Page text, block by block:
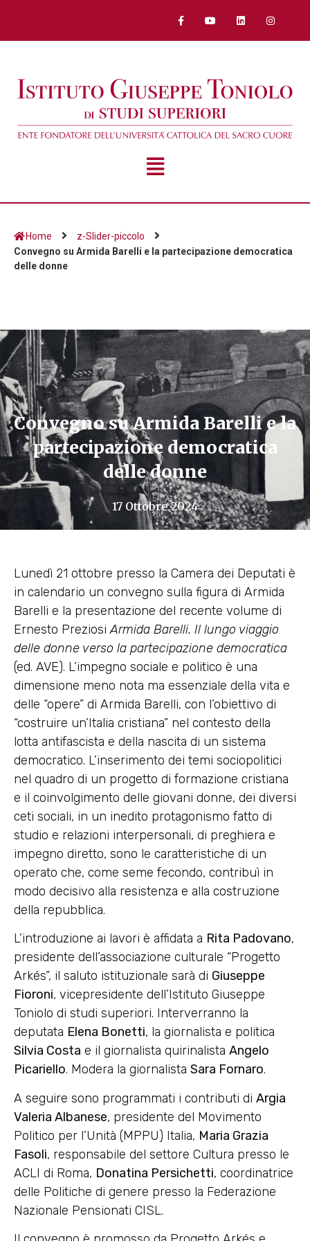
Home
z-Slider-piccolo
Convegno su Armida Barelli e la partecipazione democratica
delle donne
Convegno su Armida Barelli e la
partecipazione democratica
delle donne
17 Ottobre 2024
Lunedì 21 ottobre presso la Camera dei Deputati è
in calendario un convegno sulla figura di Armida
Barelli e la presentazione del recente volume di
Ernesto PreziosiArmida Barelli. Il lungo viaggio
delle donne verso la partecipazione democratica
(ed. AVE). L’impegno sociale e politico è una
dimensione meno nota ma essenziale della vita e
delle “opere” di Armida Barelli, con l’obiettivo di
“costruire un’Italia cristiana” nel contesto della
lotta antifascista e della nascita di un sistema
democratico. L’inserimento dei temi sociopolitici
nel quadro di un progetto di formazione cristiana
e il coinvolgimento delle giovani donne, dei diversi
ceti sociali, in un inedito protagonismo fatto di
studio e relazioni interpersonali, di preghiera e
impegno diretto, sono le caratteristiche di un
operato che, come seme fecondo, contribuì in
modo decisivo alla resistenza e alla costruzione
della repubblica.
L’introduzione ai lavori è affidata a Rita Padovano,
presidente dell’associazione culturale “Progetto
Arkés”, il saluto istituzionale sarà di Giuseppe
Fioroni, vicepresidente dell’Istituto Giuseppe
Toniolo di studi superiori. Interverranno la
deputata Elena Bonetti, la giornalista e politica
Silvia Costa e il giornalista quirinalista Angelo
Picariello. Modera la giornalista Sara Fornaro.
A seguire sono programmati i contributi di Argia
Valeria Albanese, presidente del Movimento
Politico per l’Unità (MPPU) Italia, Maria Grazia
Fasoli, responsabile del settore Cultura presso le
ACLI di Roma, Donatina Persichetti, coordinatrice
delle Politiche di genere presso la Federazione
Nazionale Pensionati CISL.